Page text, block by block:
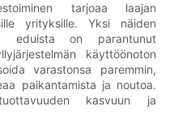
tarjoaa laajan
yrityksille. Yksi näiden
eduista on parantunut
käyttöönoton
varastonsa paremmin,
paikantamista ja noutoa.
kasvuun ja